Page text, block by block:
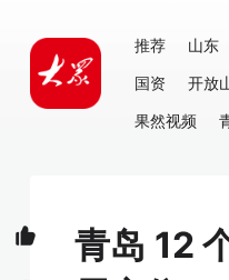
推荐 山东
国资
开放
果然视频
青岛 12